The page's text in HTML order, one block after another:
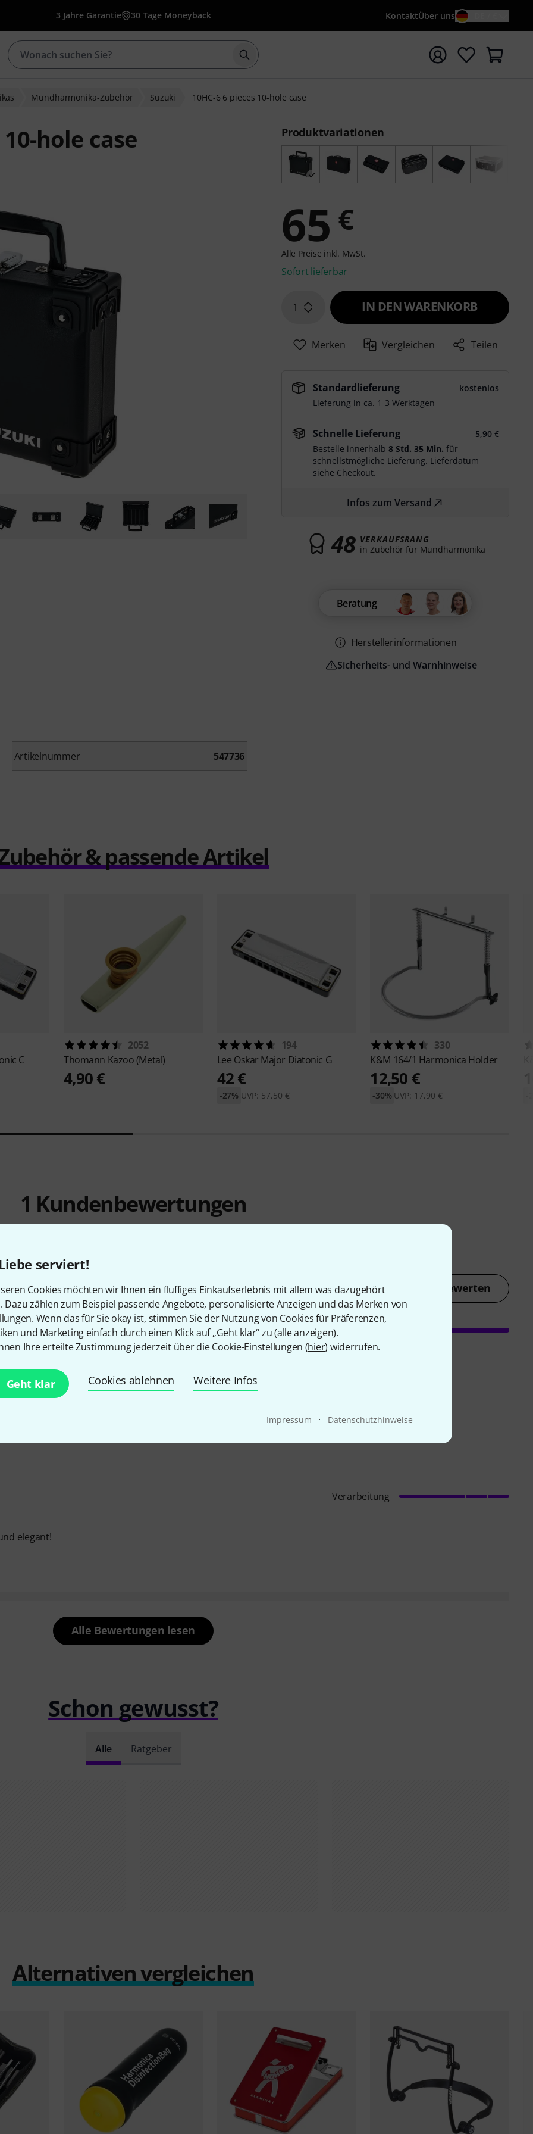
serviert!
Cookies möchten wir Ihnen ein fluffiges Einkaufserlebnis mit allem was dazugehört
Dazu zählen zum Beispiel passende Angebote, personalisierte Anzeigen und das Merken von
Wenn das für Sie okay ist, stimmen Sie der Nutzung von Cookies für Präferenzen,
und Marketing einfach durch einen Klick auf „Geht klar“ zu (alle anzeigen).
Ihre erteilte Zustimmung jederzeit über die Cookie-Einstellungen (hier) widerrufen.
Geht klar Cookies ablehnen Weitere Infos
Impressum · Datenschutzhinweise
3 Jahre Garantie 30 Tage Moneyback KontaktÜber uns
Suche mit Suchwort {searchTerm} starten
Mundharmonika-Zubehör Suzuki 10HC-6 6 pieces 10-hole case
hole case
Artikelnummer 547736
Produktvariationen
65 €
Alle Preise inkl. MwSt.
Sofort lieferbar
1 IN DEN WARENKORB
Merken Vergleichen Teilen
Standardlieferung
kostenlos
Lieferung in ca. 1-3 Werktagen
Schnelle Lieferung
5,90 €
Bestelle innerhalb8 Std. 35 Min. für
schnellstmögliche Lieferung. Lieferdatum
siehe Checkout.
Infos zum Versand
48 VERKAUFSRANG
in Zubehör für Mundharmonika
Beratung
Herstellerinformationen
Sicherheits- und Warnhinweise
& passende Artikel
C
2052
Thomann Kazoo (Metal)
4,90 €
194
Lee Oskar Major Diatonic G
42 €
UVP: 57,50 €
-27%
330
K&M 164/1 Harmonica Holder
12,50 €
UVP: 17,90 €
-30%
1 Kundenbewertungen
5/ 5 Jetzt bewerten
elegant!
Verarbeitung
Alle Bewertungen lesen
Schon gewusst?
Alle Ratgeber
Alternativen vergleichen